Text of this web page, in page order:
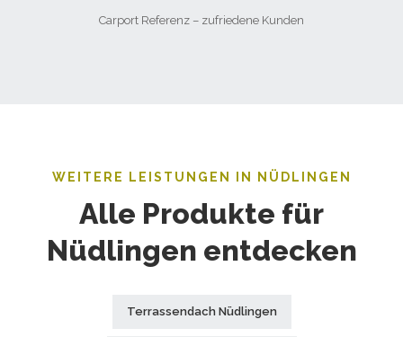
Carport Referenz – zufriedene Kunden
WEITERE LEISTUNGEN IN NÜDLINGEN
Alle Produkte für
Nüdlingen entdecken
Terrassendach Nüdlingen